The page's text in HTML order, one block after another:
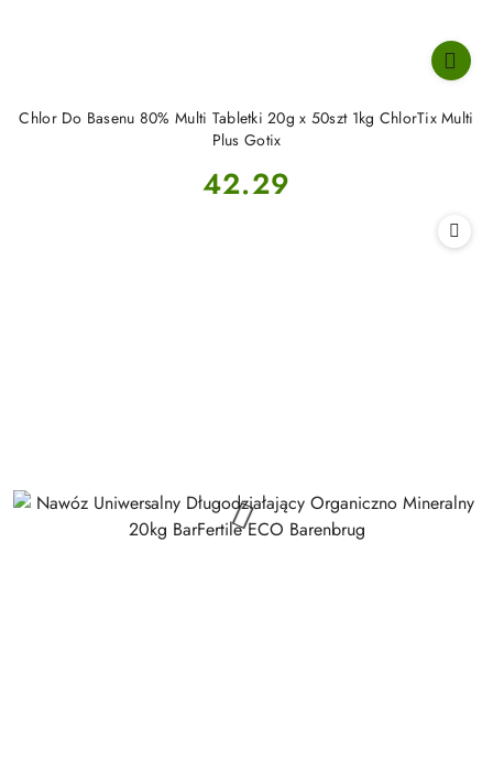
Chlor Do Basenu 80% Multi Tabletki 20g x 50szt 1kg ChlorTix Multi
Plus Gotix
Cena:
42.29